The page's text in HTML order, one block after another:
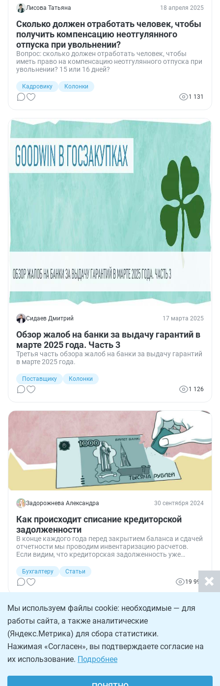
Лисова Татьяна 18 апреля 2025
Сколько должен отработать человек, чтобы
получить компенсацию неотгулянного
отпуска при увольнении?
Вопрос: сколько должен отработать человек, чтобы
иметь право на компенсацию неотгулянного отпуска при
увольнении? 15 или 16 дней?
Кадровику
Колонки
1 131
Сидаев Дмитрий 17 марта 2025
Обзор жалоб на банки за выдачу гарантий в
марте 2025 года. Часть 3
Третья часть обзора жалоб на банки за выдачу гарантий
в марте 2025 года.
Поставщику
Колонки
1 126
Задорожнева Александра 30 сентября 2024
Как происходит списание кредиторской
задолженности
В конце каждого года перед закрытием баланса и сдачей
отчетности мы проводим инвентаризацию расчетов.
Если видим, что кредиторская задолженность уже
бухгалтерском и налоговом учете. Но для начала
оцениваем возможные последствия такого списания и
оформляем все необходимые документы.
Бухгалтеру
Статьи
19 991
Мы используем файлы cookie: необходимые — для
работы сайта, а также аналитические
(Яндекс.Метрика) для сбора статистики.
Нажимая «Согласен», вы подтверждаете согласие на
их использование. Подробнее